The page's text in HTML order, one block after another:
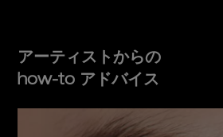
アーティストからの
how-to アドバイス